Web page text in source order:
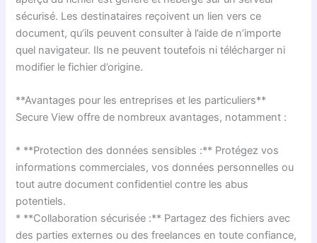
sécurisé. Les destinataires reçoivent un lien vers ce
document, qu’ils peuvent consulter à l’aide de n’importe
quel navigateur. Ils ne peuvent toutefois ni télécharger ni
modifier le fichier d’origine.
**Avantages pour les entreprises et les particuliers**
Secure View offre de nombreux avantages, notamment :
* **Protection des données sensibles :** Protégez vos
informations commerciales, vos données personnelles ou
tout autre document confidentiel contre les abus
potentiels.
* **Collaboration sécurisée :** Partagez des fichiers avec
des parties externes ou des freelances en toute confiance,